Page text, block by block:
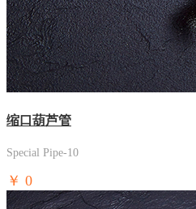
缩口葫芦管
Special Pipe-10
￥ 0